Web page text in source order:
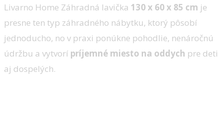
Livarno Home Záhradná lavička 130 x 60 x 85 cm je
presne ten typ záhradného nábytku, ktorý pôsobí
jednoducho, no v praxi ponúkne pohodlie, nenáročnú
údržbu a vytvorí príjemné miesto na oddych pre deti
aj dospelých.